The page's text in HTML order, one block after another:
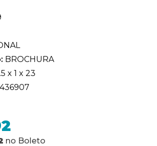
BROCHURA
x 1 x 23
no Boleto